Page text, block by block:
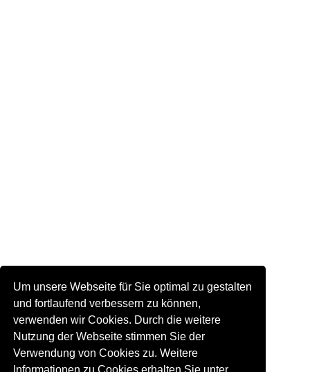
Um unsere Webseite für Sie optimal zu gestalten
und fortlaufend verbessern zu können,
verwenden wir Cookies. Durch die weitere
Nutzung der Webseite stimmen Sie der
Verwendung von Cookies zu. Weitere
Informationen zu Cookies erhalten Sie unter.